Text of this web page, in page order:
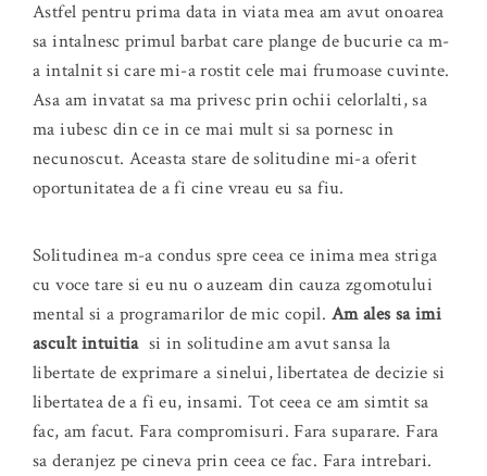
Astfel pentru prima data in viata mea am avut onoarea
sa intalnesc primul barbat care plange de bucurie ca m-
a intalnit si care mi-a rostit cele mai frumoase cuvinte.
Asa am invatat sa ma privesc prin ochii celorlalti, sa
ma iubesc din ce in ce mai mult si sa pornesc in
necunoscut. Aceasta stare de solitudine mi-a oferit
oportunitatea de a fi cine vreau eu sa fiu.
Solitudinea m-a condus spre ceea ce inima mea striga
cu voce tare si eu nu o auzeam din cauza zgomotului
mental si a programarilor de mic copil. Am ales sa imi
ascult intuitia si in solitudine am avut sansa la
libertate de exprimare a sinelui, libertatea de decizie si
libertatea de a fi eu, insami. Tot ceea ce am simtit sa
fac, am facut. Fara compromisuri. Fara suparare. Fara
sa deranjez pe cineva prin ceea ce fac. Fara intrebari.